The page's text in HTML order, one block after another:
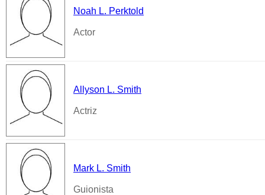
Noah L. Perktold
Actor
Allyson L. Smith
Actriz
Mark L. Smith
Guionista